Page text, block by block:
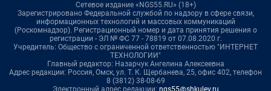
Сетевое издание «NGS55.RU» (18+)
Зарегистрировано Федеральной службой по надзору в сфере связи,
информационных технологий и массовых коммуникаций
(Роскомнадзор). Регистрационный номер и дата принятия решения о
регистрации - ЭЛ № ФС 77 - 78819 от 07.08.2020 г.
Учредитель: Общество с ограниченной ответственностью "ИНТЕРНЕТ
ТЕХНОЛОГИИ"
Главный редактор: Назарчук Ангелина Алексеевна
Адрес редакции: Россия, Омск, ул. Т. К. Щербанева, 25, офис 402, телефон
8 (3812) 38-08-69
Электронный адрес редакции: ngs55@shkulev.ru